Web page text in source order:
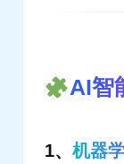
AI智
1、 机器